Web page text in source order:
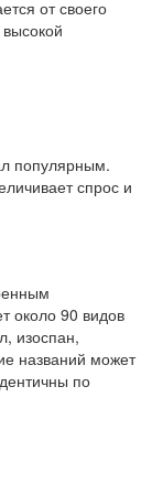
от своего
популярным.
спрос и
около 90 видов
изоспан,
названий может
по